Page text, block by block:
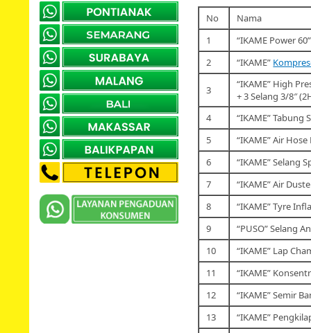
No
Nama
1
“IKAME Power
2
“IKAME”
3
“IKAME” High
+ 3 Selang 3/8″
4
“IKAME” Tabung
5
“IKAME” Air Hose
6
“IKAME” Selang
7
“IKAME” Air
8
“IKAME” Tyre
9
“PUSO” Selang
10
“IKAME” Lap
11
“IKAME”
12
“IKAME” Semir
13
“IKAME”